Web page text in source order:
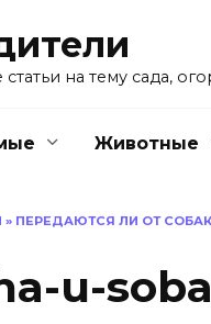
на тему сада,
Животные
» ПЕРЕДАЮТСЯ ЛИ ОТ
u-